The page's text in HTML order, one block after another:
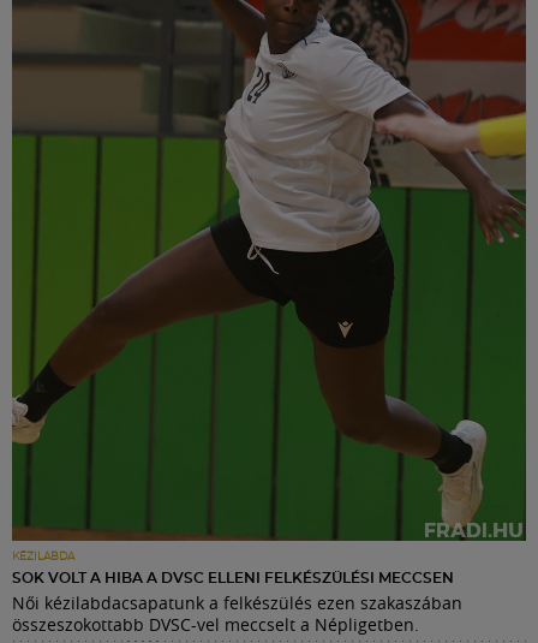
KÉZILABDA
SOK VOLT A HIBA A DVSC ELLENI FELKÉSZÜLÉSI MECCSEN
Női kézilabdacsapatunk a felkészülés ezen szakaszában
összeszokottabb DVSC-vel meccselt a Népligetben.